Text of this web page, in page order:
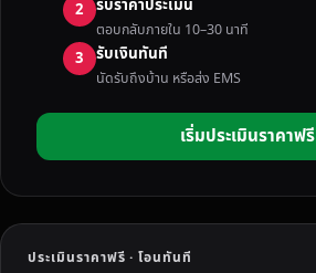
ร
า
ค
ง
มื
2 รับราคาประเมิน
ตอบกลับภายใน 10–30 นาที
3 รับเงินทันที
นัดรับถึงบ้าน หรือส่ง EMS
เริ่มประเมินราคาฟรี
ประเมินราคาฟรี · โอนทันที